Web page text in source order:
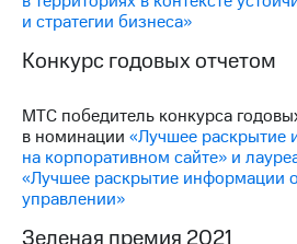
и стратегии бизнеса»
Конкурс годовых отчетом
МТС победитель конкурса
в номинации «Лучшее раскрытие
на корпоративном сайте» и
«Лучшее раскрытие информации
управлении»